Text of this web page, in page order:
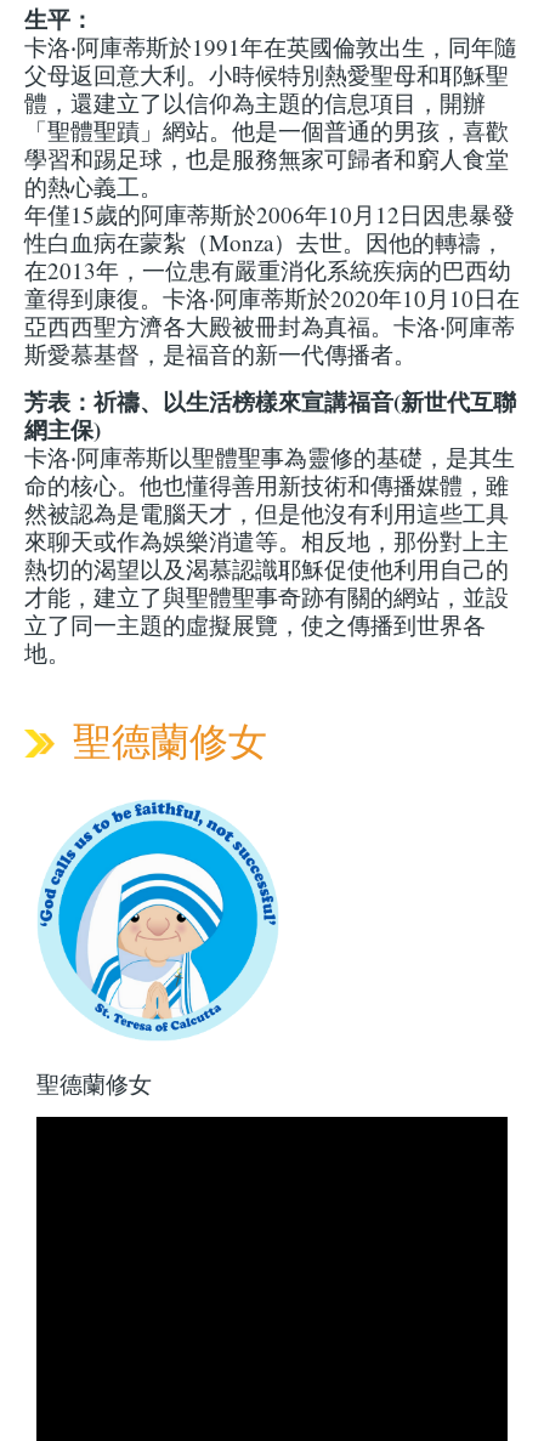
生平：
卡洛‧阿庫蒂斯於1991年在英國倫敦出生，同年隨
父母返回意大利。小時候特別熱愛聖母和耶穌聖
體，還建立了以信仰為主題的信息項目，開辦
「聖體聖蹟」網站。他是一個普通的男孩，喜歡
學習和踢足球，也是服務無家可歸者和窮人食堂
的熱心義工。
年僅15歲的阿庫蒂斯於2006年10月12日因患暴發
性白血病在蒙紮（Monza）去世。因他的轉禱，
在2013年，一位患有嚴重消化系統疾病的巴西幼
童得到康復。卡洛‧阿庫蒂斯於2020年10月10日在
亞西西聖方濟各大殿被冊封為真福。卡洛‧阿庫蒂
斯愛慕基督，是福音的新一代傳播者。
芳表：祈禱、以生活榜樣來宣講福音(新世代互聯
網主保)
卡洛‧阿庫蒂斯以聖體聖事為靈修的基礎，是其生
命的核心。他也懂得善用新技術和傳播媒體，雖
然被認為是電腦天才，但是他沒有利用這些工具
來聊天或作為娛樂消遣等。相反地，那份對上主
熱切的渴望以及渴慕認識耶穌促使他利用自己的
才能，建立了與聖體聖事奇跡有關的網站，並設
立了同一主題的虛擬展覽，使之傳播到世界各
地。
聖德蘭修女
聖德蘭修女